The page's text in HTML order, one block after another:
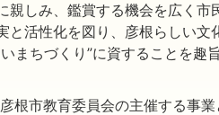
しみ、鑑賞する機会を広く市
と活性化を図り、彦根らしい文
まちづくり”に資することを趣
根市教育委員会の主催する事